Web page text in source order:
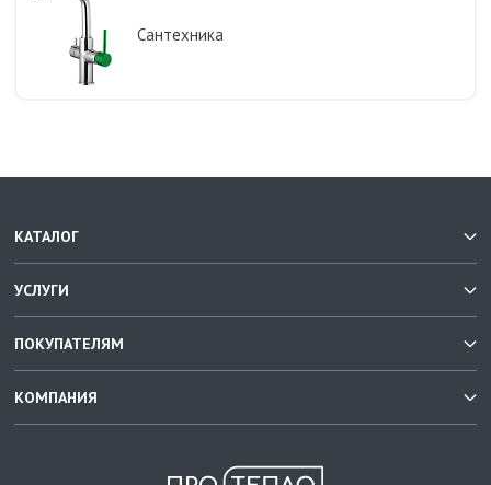
Сантехника
КАТАЛОГ
УСЛУГИ
ПОКУПАТЕЛЯМ
КОМПАНИЯ